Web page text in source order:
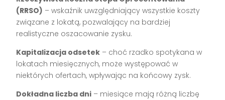
(RRSO) – wskaźnik uwzględniający wszystkie koszty
związane z lokatą, pozwalający na bardziej
realistyczne oszacowanie zysku.
Kapitalizacja odsetek – choć rzadko spotykana w
lokatach miesięcznych, może występować w
niektórych ofertach, wpływając na końcowy zysk.
Dokładna liczba dni – miesiące mają różną liczbę